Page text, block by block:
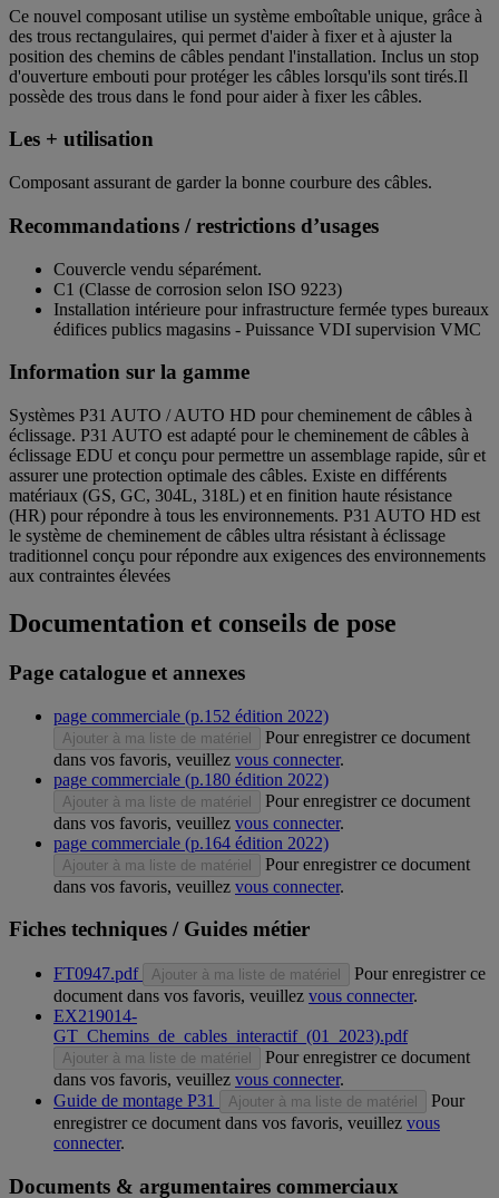
Ce nouvel composant utilise un système emboîtable unique, grâce à
des trous rectangulaires, qui permet d'aider à fixer et à ajuster la
position des chemins de câbles pendant l'installation. Inclus un stop
d'ouverture embouti pour protéger les câbles lorsqu'ils sont tirés.Il
possède des trous dans le fond pour aider à fixer les câbles.
Les + utilisation
Composant assurant de garder la bonne courbure des câbles.
Recommandations / restrictions d’usages
Couvercle vendu séparément.
C1 (Classe de corrosion selon ISO 9223)
Installation intérieure pour infrastructure fermée types bureaux
édifices publics magasins - Puissance VDI supervision VMC
Information sur la gamme
Systèmes P31 AUTO / AUTO HD pour cheminement de câbles à
éclissage. P31 AUTO est adapté pour le cheminement de câbles à
éclissage EDU et conçu pour permettre un assemblage rapide, sûr et
assurer une protection optimale des câbles. Existe en différents
matériaux (GS, GC, 304L, 318L) et en finition haute résistance
(HR) pour répondre à tous les environnements. P31 AUTO HD est
le système de cheminement de câbles ultra résistant à éclissage
traditionnel conçu pour répondre aux exigences des environnements
aux contraintes élevées
Documentation et conseils de pose
Page catalogue et annexes
page commerciale (p.152 édition 2022)
Ajouter à ma liste de matériel
Pour enregistrer ce document
dans vos favoris, veuillez vous connecter.
page commerciale (p.180 édition 2022)
Ajouter à ma liste de matériel
Pour enregistrer ce document
dans vos favoris, veuillez vous connecter.
page commerciale (p.164 édition 2022)
Ajouter à ma liste de matériel
Pour enregistrer ce document
dans vos favoris, veuillez vous connecter.
Fiches techniques / Guides métier
FT0947.pdf Ajouter à ma liste de matériel
Pour enregistrer ce
document dans vos favoris, veuillez vous connecter.
EX219014-
GT_Chemins_de_cables_interactif_(01_2023).pdf
Ajouter à ma liste de matériel
Pour enregistrer ce document
dans vos favoris, veuillez vous connecter.
Guide de montage P31
Ajouter à ma liste de matériel
Pour
enregistrer ce document dans vos favoris, veuillez vous
connecter.
Documents & argumentaires commerciaux